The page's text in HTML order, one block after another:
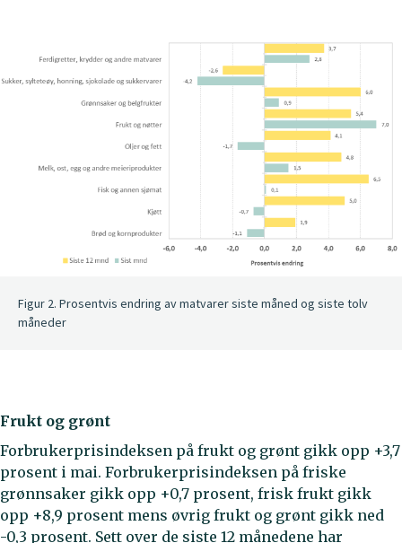
Figur 2. Prosentvis endring av matvarer siste måned og siste tolv
måneder
Frukt og grønt
Forbrukerprisindeksen på frukt og grønt gikk opp +3,7
prosent i mai. Forbrukerprisindeksen på friske
grønnsaker gikk opp +0,7 prosent, frisk frukt gikk
opp +8,9 prosent mens øvrig frukt og grønt gikk ned
-0,3 prosent. Sett over de siste 12 månedene har